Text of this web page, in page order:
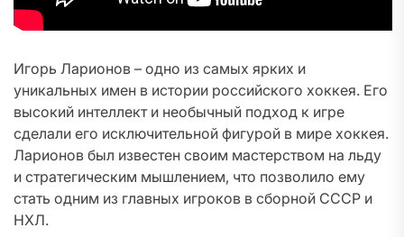
Игорь Ларионов – одно из самых ярких и
уникальных имен в истории российского хоккея. Его
высокий интеллект и необычный подход к игре
сделали его исключительной фигурой в мире хоккея.
Ларионов был известен своим мастерством на льду
и стратегическим мышлением, что позволило ему
стать одним из главных игроков в сборной СССР и
НХЛ.